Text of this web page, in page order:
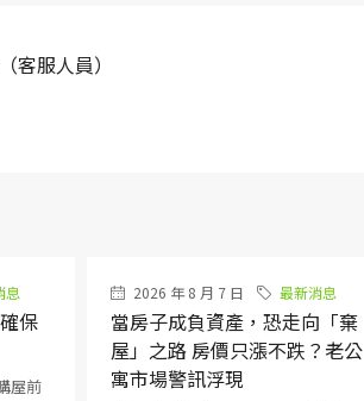
客服人員）
息
保
屋前
2026 年 8 月 7 日 最新消息
當房子成負資產，恐走向「棄
屋」之路 房價只漲不跌？老公
寓市場警訊浮現